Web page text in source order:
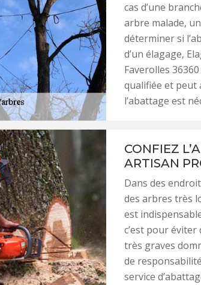
cas d’une
arbre malade,
déterminer si
d’un élagage,
Faverolles
qualifiée et peut
l’abattage est
CONFIEZ
ARTISAN
Dans des
des arbres très
est
c’est pour
très graves
de
service